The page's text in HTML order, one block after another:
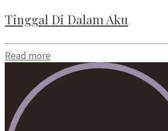
Tinggal Di Dalam Aku
Read more